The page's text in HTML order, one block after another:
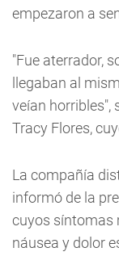
empezaron a
"Fue aterrador,
llegaban al
veían horribles",
Tracy Flores,
La compañía
informó de la
cuyos síntomas
náusea y dolor